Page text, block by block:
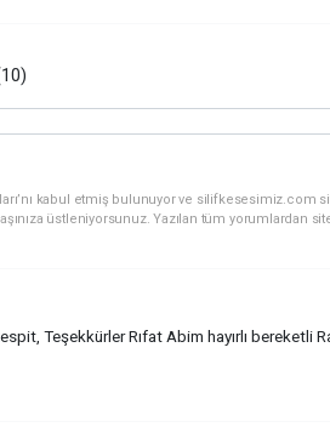
kabul etmiş bulunuyor ve silifkesesimiz.com
üstleniyorsunuz. Yazılan tüm yorumlardan
Teşekkürler Rıfat Abim hayırlı bereketli